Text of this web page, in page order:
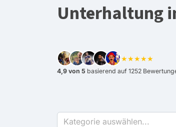
Unterhaltung
★★★★★
4,9 von 5 basierend auf 1252
Kategorie auswählen...